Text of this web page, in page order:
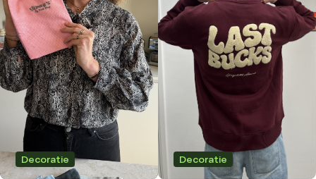
Decoratie Decoratie